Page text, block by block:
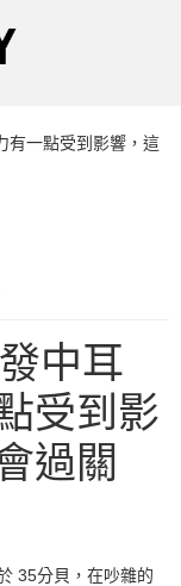
有一點受到影響，這
中耳
受到影
過關
35分貝，在吵雜的